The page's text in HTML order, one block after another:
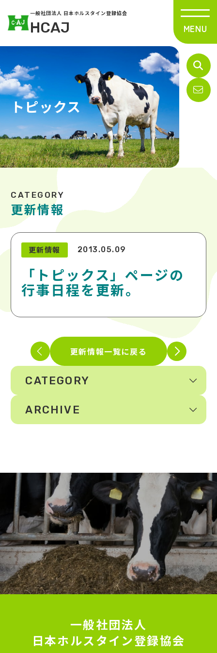
一般社団法人 日本ホルスタイン登録協会
HCAJ
トピックス
更新情報
更新情報 2013.05.09
「トピックス」ページの
行事日程を更新。
更新情報一覧に戻る
CATEGORY
ARCHIVE
一般社団法人
日本ホルスタイン登録協会